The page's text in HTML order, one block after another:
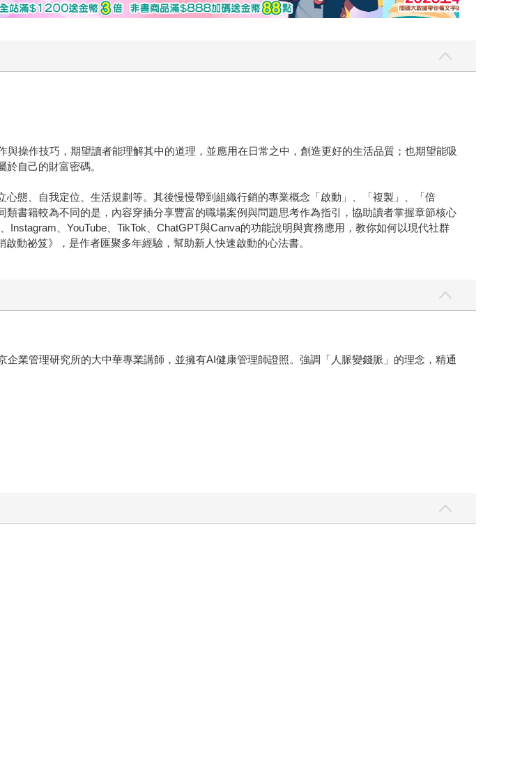
操作技巧，期望讀者能理解其中的道理，並應用在日常之中，創造更好的生活品質；也期望能吸
自己的財富密碼。
態、自我定位、生活規劃等。其後慢慢帶到組織行銷的專業概念「啟動」、「複製」、「倍
書籍較為不同的是，內容穿插分享豐富的職場案例與問題思考作為指引，協助讀者掌握章節核心
、YouTube、TikTok、ChatGPT與Canva的功能說明與實務應用，教你如何以現代社群
動祕笈》，是作者匯聚多年經驗，幫助新人快速啟動的心法書。
業管理研究所的大中華專業講師，並擁有AI健康管理師證照。強調「人脈變錢脈」的理念，精通